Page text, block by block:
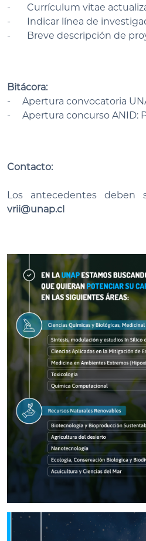
- Currículum vitae
- Indicar línea de
- Breve descripción de
Bitácora:
- Apertura convocatoria
- Apertura concurso ANID:
Contacto:
Los antecedentes deben
vrii@unap.cl